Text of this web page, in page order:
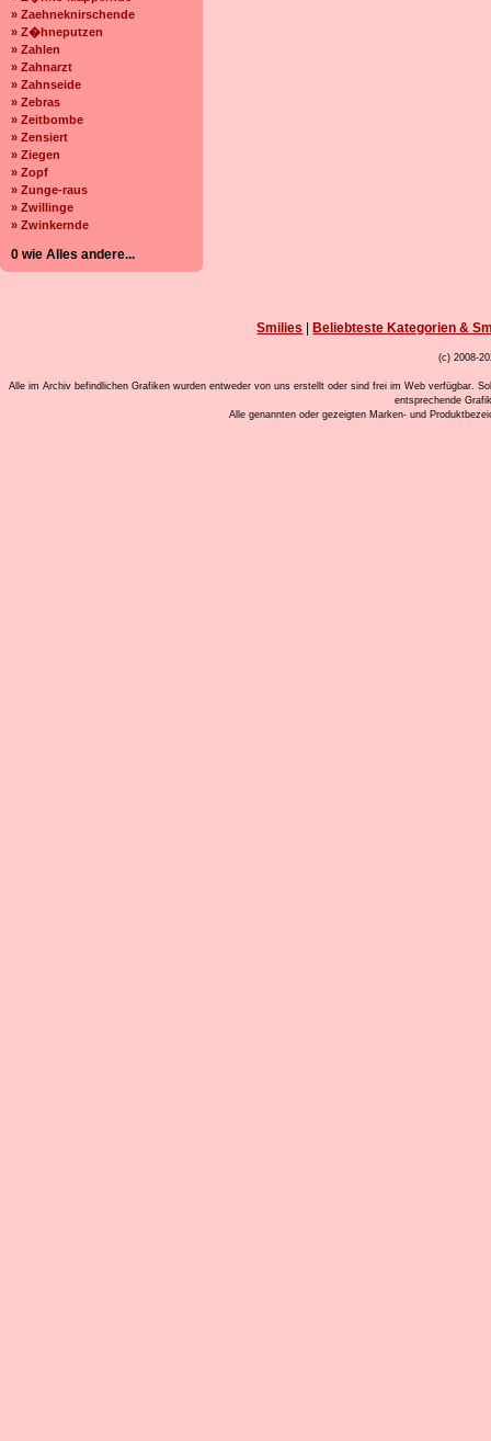
» Zaehneknirschende
» Z�hneputzen
» Zahlen
» Zahnarzt
» Zahnseide
» Zebras
» Zeitbombe
» Zensiert
» Ziegen
» Zopf
» Zunge-raus
» Zwillinge
» Zwinkernde
0 wie Alles andere...
Smilies Beliebteste Kategorien &
(c) 2008-
Alle im Archiv befindlichen Grafiken wurden entweder von uns erstellt oder sind frei im Web verfügbar.
entsprechende
Alle genannten oder gezeigten Marken- und